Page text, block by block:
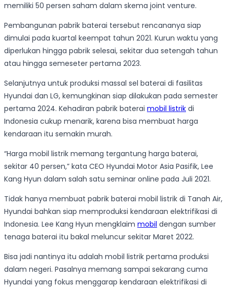
memiliki 50 persen saham dalam skema joint venture.
Pembangunan pabrik baterai tersebut rencananya siap
dimulai pada kuartal keempat tahun 2021. Kurun waktu yang
diperlukan hingga pabrik selesai, sekitar dua setengah tahun
atau hingga semeseter pertama 2023.
Selanjutnya untuk produksi massal sel baterai di fasilitas
Hyundai dan LG, kemungkinan siap dilakukan pada semester
pertama 2024. Kehadiran pabrik baterai mobil listrik di
Indonesia cukup menarik, karena bisa membuat harga
kendaraan itu semakin murah.
“Harga mobil listrik memang tergantung harga baterai,
sekitar 40 persen,” kata CEO Hyundai Motor Asia Pasifik, Lee
Kang Hyun dalam salah satu seminar online pada Juli 2021.
Tidak hanya membuat pabrik baterai mobil listrik di Tanah Air,
Hyundai bahkan siap memproduksi kendaraan elektrifikasi di
Indonesia. Lee Kang Hyun mengklaim mobil dengan sumber
tenaga baterai itu bakal meluncur sekitar Maret 2022.
Bisa jadi nantinya itu adalah mobil listrik pertama produksi
dalam negeri. Pasalnya memang sampai sekarang cuma
Hyundai yang fokus menggarap kendaraan elektrifikasi di